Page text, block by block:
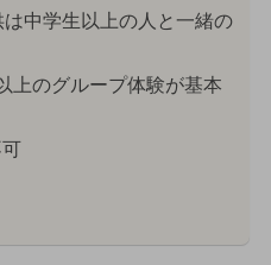
中学生以上の人と一緒の
上のグループ体験が基本